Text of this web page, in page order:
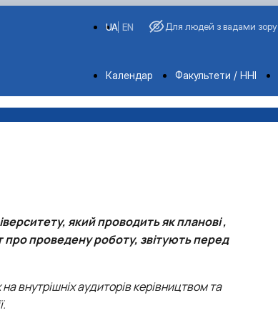
EN
UA Для людей з вадами зору
Departments
Календар Факультети / ННІ
який проводить як планові ,
про проведену роботу, звітують перед
внутрішніх аудиторів керівництвом та